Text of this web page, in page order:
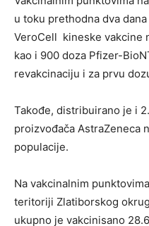
u toku prethodna dva
VeroCell kineske vakcine
kao i 900 doza Pfizer-
revakcinaciju i za prvu
Takođe, distribuirano je i
proizvođača AstraZeneca
populacije.
Na vakcinalnim
teritoriji Zlatiborskog
ukupno je vakcinisano